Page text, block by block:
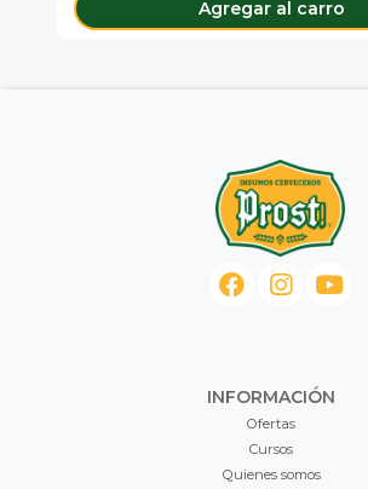
Agregar al carro
INFORMACIÓN
Ofertas
Cursos
Quienes somos